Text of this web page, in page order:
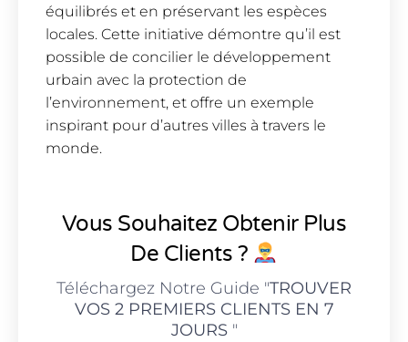
équilibrés et en préservant les espèces
locales. Cette initiative démontre qu’il est
possible de concilier le développement
urbain avec la protection de
l’environnement, et offre un exemple
inspirant pour d’autres villes à travers le
monde.
Vous Souhaitez Obtenir Plus
De Clients ?
Téléchargez Notre Guide "TROUVER
VOS 2 PREMIERS CLIENTS EN 7
JOURS"